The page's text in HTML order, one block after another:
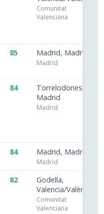
Comunitat
Valenciana
85 Madrid, Madrid
Madrid
84
Torrelodones,
Madrid
Madrid
84 Madrid, Madrid
Madrid
82
Godella,
Valencia/València
Comunitat
Valenciana